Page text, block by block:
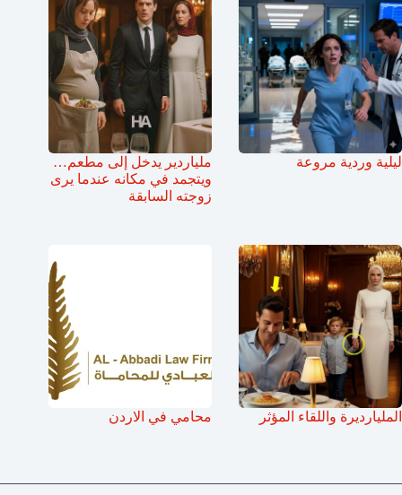
ليلية وردية مروعة
ملياردير يدخل إلى مطعم…
ويتجمد في مكانه عندما يرى
زوجته السابقة
المليارديرة واللقاء المؤثر محامي في الاردن